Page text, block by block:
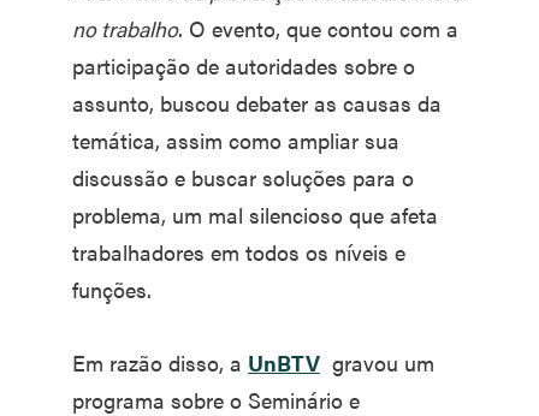
no trabalho. O evento, que contou com a
participação de autoridades sobre o
assunto, buscou debater as causas da
temática, assim como ampliar sua
discussão e buscar soluções para o
problema, um mal silencioso que afeta
trabalhadores em todos os níveis e
funções.
Em razão disso, a UnBTV gravou um
programa sobre o Seminário e